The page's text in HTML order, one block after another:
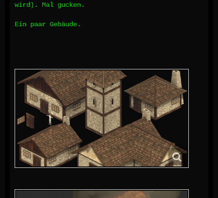
wird). Mal gucken.
Ein paar Gebäude.